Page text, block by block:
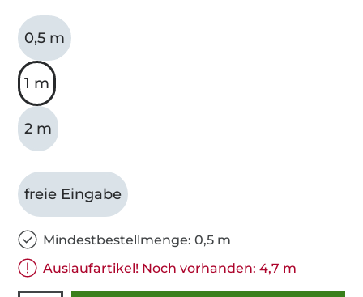
0,5 m
1 m
2 m
freie Eingabe
Mindestbestellmenge: 0,5 m
Auslaufartikel! Noch vorhanden: 4,7 m